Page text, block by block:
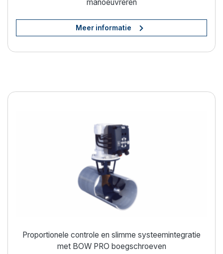
manoeuvreren
Meer informatie
Proportionele controle en slimme systeemintegratie
met BOW PRO boegschroeven